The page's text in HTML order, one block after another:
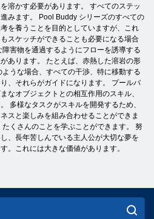
溶かす必要があります。 すべてのステッ
みます。 Pool Buddy シリーズのすべての
を養うことを目的としていますが、これ
スケッチができることも必要になる場合
害物を通過するようにフローを誘導する
あります。 たとえば、赤熱した溶岩の形
うな場合、すべての干渉、特に移動する
、それらがガイドになります。 プールバ
なオブジェクトとの相互作用のスキル、
多様なタスクがスキルを開発するため、
スと楽しみを組み合わせることができま
くさんのことを学ぶことができます。 努
、長年苦しんでいる主人公が大切な夢を
。これには大きな価値があります。